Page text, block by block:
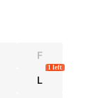
F
L
1 left